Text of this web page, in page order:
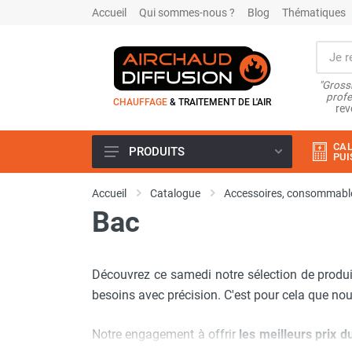
Accueil Qui sommes-nous ? Blog Thématiques
CHAUFFAGE & TRAITEMENT DE L'AIR
Climatiseur
Climatiseur mobile
Climatiseur fixe
Rafraîchisseur d'air
Rafraîchisseur d'air gainable
PRODUITS
Accueil Catalogue Accessoires,
Bac
Découvrez ce samedi notre sélection de
besoins avec précision. C'est pour cela que
Notre engagement à offrir les meilleurs prix